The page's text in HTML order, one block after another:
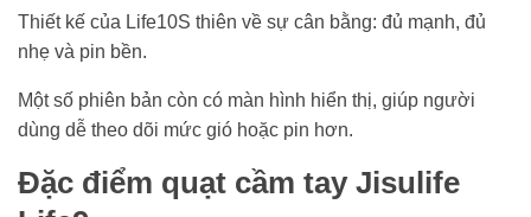
Thiết kế của Life10S thiên về sự cân bằng: đủ mạnh, đủ
nhẹ và pin bền.
Một số phiên bản còn có màn hình hiển thị, giúp người
dùng dễ theo dõi mức gió hoặc pin hơn.
Đặc điểm quạt cầm tay Jisulife